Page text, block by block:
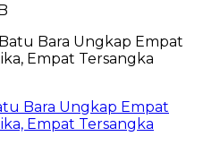
Bara Ungkap Empat
Empat Tersangka